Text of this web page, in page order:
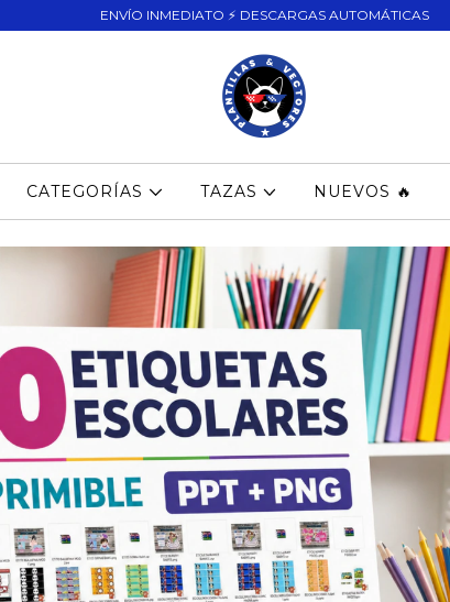
ENVÍO INMEDIATO ⚡ DESCARGAS AUTOMÁTICAS
CATEGORÍAS TAZAS NUEVOS 🔥